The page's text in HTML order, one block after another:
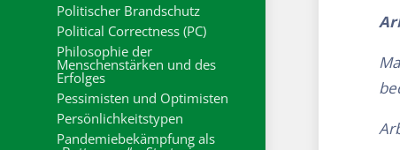
Politischer Brandschutz
Political Correctness (PC)
Philosophie der
Menschenstärken und des
Erfolges
Pessimisten und Optimisten
Persönlichkeitstypen
Pandemiebekämpfung als